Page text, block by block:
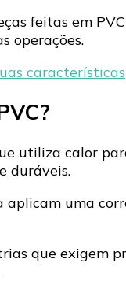
feitas em
operações.
características
utiliza calor
duráveis.
uma
que exigem